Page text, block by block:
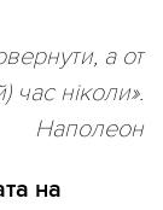
а от
час ніколи».
Наполеон
на